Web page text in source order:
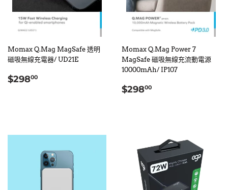
Momax Q.Mag MagSafe 透明
磁吸無線充電器/ UD21E
定
$29800
Momax Q.Mag Power 7
MagSafe 磁吸無線充流動電源
10000mAh/ IP107
定
$29800